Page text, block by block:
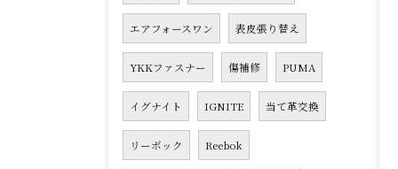
エアフォースワン 表皮張り替え
YKKファスナー 傷補修 PUMA
イグナイト IGNITE 当て革交換
リーボック Reebok